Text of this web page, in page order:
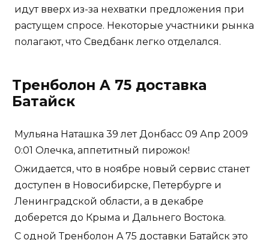
идут вверх из-за нехватки предложения при
растущем спросе. Некоторые участники рынка
полагают, что Сведбанк легко отделался.
Тренболон A 75 доставка
Батайск
Мульяна Наташка 39 лет Донбасс 09 Апр 2009
0:01 Олечка, аппетитный пирожок!
Ожидается, что в ноябре новый сервис станет
доступен в Новосибирске, Петербурге и
Ленинградской области, а в декабре
доберется до Крыма и Дальнего Востока.
С одной Тренболон A 75 доставки Батайск это